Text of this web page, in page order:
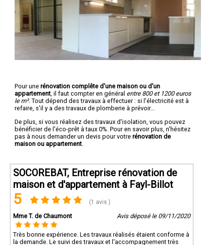
Pour une rénovation complête d'une maison ou d'un
appartement , il faut compter en général entre 800 et 1200 euros
le m². Tout dépend des travaux à effectuer : si l'électricité est à
refaire, s'il y a des travaux de plomberie à prévoir...
De plus, si vous réalisez des travaux d'isolation, vous pouvez
bénéficier de l'éco-prêt à taux 0%. Pour en savoir plus, n'hésitez
pas à nous demander un devis pour votre rénovation de
maison ou appartement
SOCOREBAT, Entreprise rénovation de
maison et d'appartement à Fayl-Billot
5 (1 avis )
Mme T. de Chaumont Avis déposé le 09/11/2020
Très bonne expérience. Les travaux réalisés étaient conforme à
la demande. Le suivi des travaux et l'accompagnement très